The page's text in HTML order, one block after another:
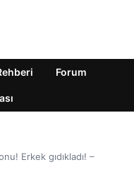
Forum
Erkek gıdıkladı! –